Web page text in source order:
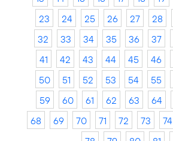
23
24 25 26 27 28
32
33 34 35 36 37
41
42 43 44 45 46
50
51 52 53 54 55
59
60 61 62 63 64
68
69 70 71 72 73 74